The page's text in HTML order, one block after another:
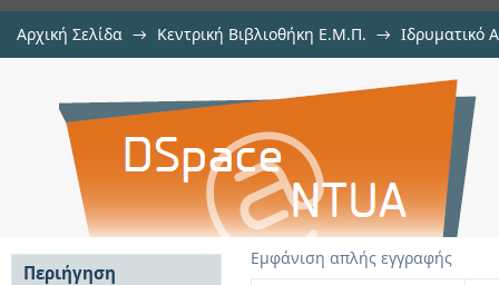
Αρχική Σελίδα → Κεντρική Βιβλιοθήκη Ε.Μ.Π. → Ιδρυματικό
Nonstationarity versus scaling in
Εμφάνιση απλής εγγραφής
Περιήγηση